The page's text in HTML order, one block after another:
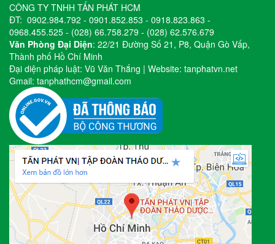
CÔNG TY TNHH TẤN PHÁT HCM
ĐT: 0902.984.792 - 0901.852.853 - 0918.823.863 -
0968.455.525 - (028) 66.758.279 - (028) 62.576.679
Văn Phòng Đại Diện: 22/21 Đường Số 21, P8, Quận Gò Vấp,
Thành phố Hồ Chí Minh
Đại diện pháp luật: Vũ Văn Thắng | Website: tanphatvn.net
Gmail: tanphathcm@gmail.com